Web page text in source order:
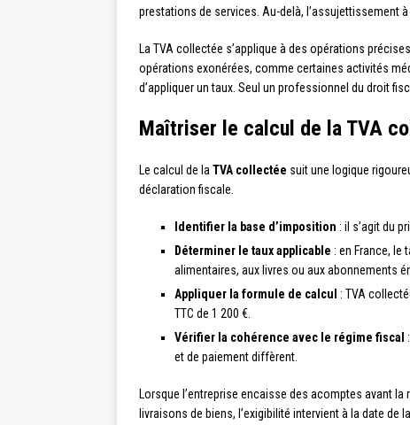
prestations de services. Au-delà, l’assujettissement
La TVA collectée s’applique à des opérations
opérations exonérées, comme certaines activités
d’appliquer un taux. Seul un professionnel du droit
Maîtriser le calcul de la TVA
Le calcul de la TVA collectée suit une logique
déclaration fiscale.
Identifier la base d’imposition : il s’agit du
Déterminer le taux applicable : en France, le
alimentaires, aux livres ou aux abonnements
Appliquer la formule de calcul : TVA
TTC de 1 200 €.
Vérifier la cohérence avec le régime fiscal
et de paiement diffèrent.
Lorsque l’entreprise encaisse des acomptes avant
livraisons de biens, l’exigibilité intervient à la date de